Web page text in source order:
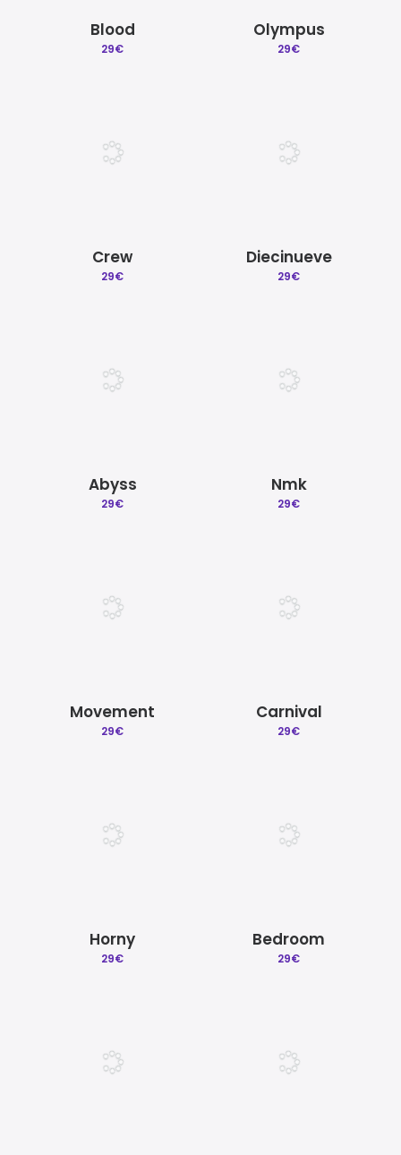
Blood
29€
Olympus
29€
Crew
29€
Diecinueve
29€
Abyss
29€
Nmk
29€
Movement
29€
Carnival
29€
Horny
29€
Bedroom
29€